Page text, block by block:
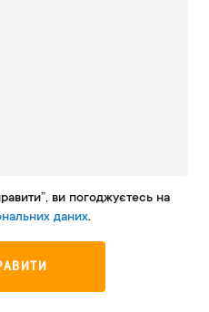
ви погоджуєтесь на
даних.